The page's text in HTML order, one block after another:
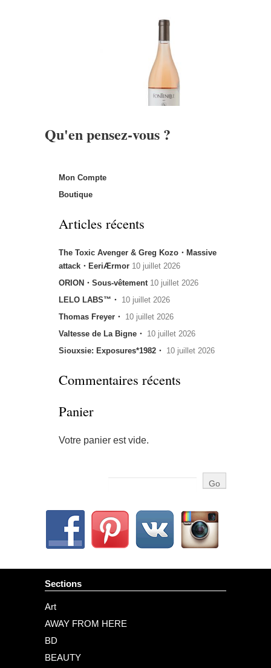
Qu'en pensez-vous ?
Mon Compte
Boutique
Articles récents
The Toxic Avenger & Greg Kozo・Massive
attack・EeriÆrmor 10 juillet 2026
ORION・Sous-vêtement 10 juillet 2026
LELO LABS™・ 10 juillet 2026
Thomas Freyer・ 10 juillet 2026
Valtesse de La Bigne・ 10 juillet 2026
Siouxsie: Exposures*1982・ 10 juillet 2026
Commentaires récents
Panier
Votre panier est vide.
Sections
Art
AWAY FROM HERE
BD
BEAUTY